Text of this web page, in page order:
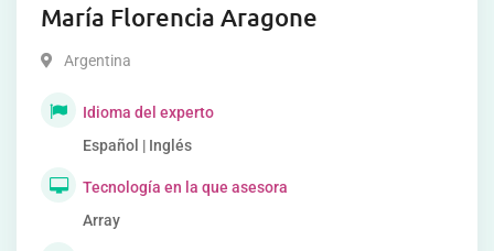
María Florencia Aragone
Argentina
Idioma del experto
Español | Inglés
Tecnología en la que asesora
Array